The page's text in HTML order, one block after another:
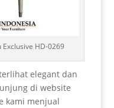
HD-0269
elegant dan
di website
kami menjual